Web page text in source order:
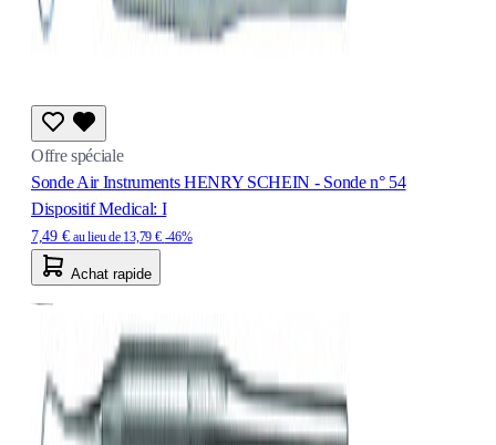
Offre spéciale
Sonde Air Instruments HENRY SCHEIN - Sonde n° 54
Dispositif Medical: I
7,49 € au lieu de 13,79 € -46%
Achat rapide